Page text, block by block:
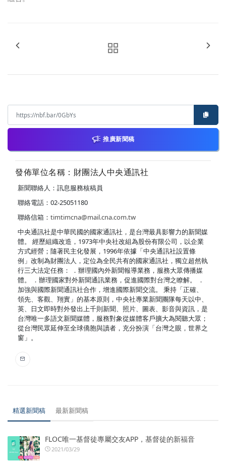
推廣新聞稿
發佈單位名稱：財團法人中央通訊社
新聞聯絡人：訊息服務核稿員
聯絡電話：02-25051180
聯絡信箱： timtimcna@mail.cna.com.tw
中央通訊社是中華民國的國家通訊社，是台灣最具影響力的新聞媒
體。 經歷組織改造，1973年中央社改組為股份有限公司，以企業
方式經營；隨著民主化發展，1996年依據「中央通訊社設置條
例」改制為財團法人，定位為全民共有的國家通訊社，獨立超然執
行三大法定任務： ．辦理國內外新聞報導業務，服務大眾傳播媒
體。 ．辦理國家對外新聞通訊業務，促進國際對台灣之瞭解。 ．
加強與國際新聞通訊社合作，增進國際新聞交流。 秉持「正確、
領先、客觀、翔實」的基本原則，中央社專業新聞團隊每天以中、
英、日文即時對外發出上千則新聞、照片、圖表、影音與資訊，是
台灣唯一多語文新聞媒體，服務對象從媒體客戶擴大為閱聽大眾；
從台灣民眾延伸至全球僑胞與讀者，充分扮演「台灣之眼，世界之
窗」。
精選新聞稿 最新新聞稿
FLOC唯一基督徒專屬交友APP，基督徒的新福音
2021/03/29